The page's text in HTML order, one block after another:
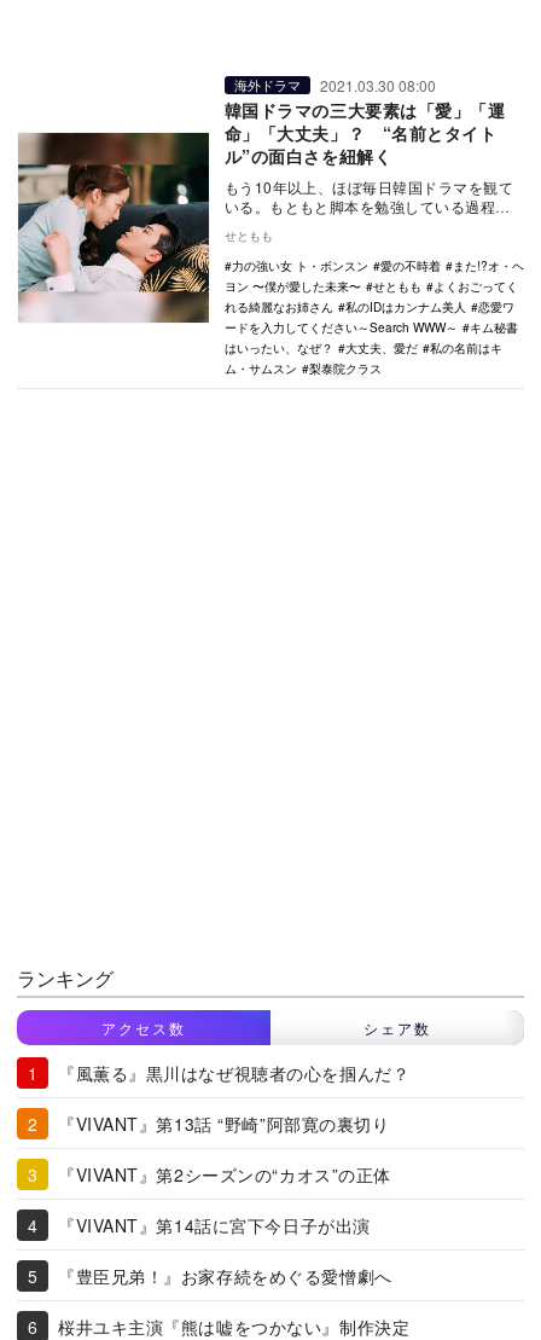
海外ドラマ 2021.03.30 08:00
韓国ドラマの三大要素は「愛」「運
命」「大丈夫」？ “名前とタイト
ル”の面白さを紐解く
もう10年以上、ほぼ毎日韓国ドラマを観て
いる。もともと脚本を勉強している過程で
幕講座に通い…
せともも
力の強い女 ト・ボンスン
愛の不時着
また!?オ・ヘ
ヨン 〜僕が愛した未来〜
せともも
よくおごってく
れる綺麗なお姉さん
私のIDはカンナム美人
恋愛ワ
ードを入力してください～Search WWW～
キム秘書
はいったい、なぜ？
大丈夫、愛だ
私の名前はキ
ム・サムスン
梨泰院クラス
ランキング
アクセス数 シェア数
『風薫る』黒川はなぜ視聴者の心を掴んだ？
『VIVANT』第13話 “野崎”阿部寛の裏切り
『VIVANT』第2シーズンの“カオス”の正体
『VIVANT』第14話に宮下今日子が出演
『豊臣兄弟！』お家存続をめぐる愛憎劇へ
桜井ユキ主演『熊は嘘をつかない』制作決定